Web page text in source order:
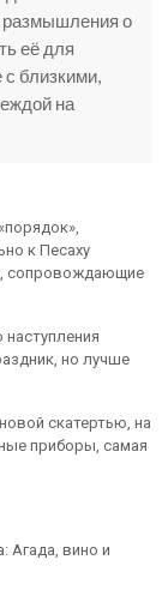
размышления о
её для
близкими,
на
к Песаху
сопровождающие
но лучше
скатертью, на
приборы, самая
Агада, вино и